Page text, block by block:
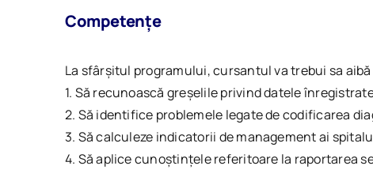
Competențe
La sfârșitul programului, cursantul va trebui sa
1. Să recunoască greșelile privind datele
2. Să identifice problemele legate de codificarea
3. Să calculeze indicatorii de management ai
4. Să aplice cunoștințele referitoare la raportarea